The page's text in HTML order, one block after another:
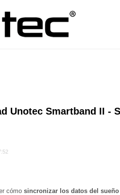
Unotec Smartband II -
cómo sincronizar los datos del sueño